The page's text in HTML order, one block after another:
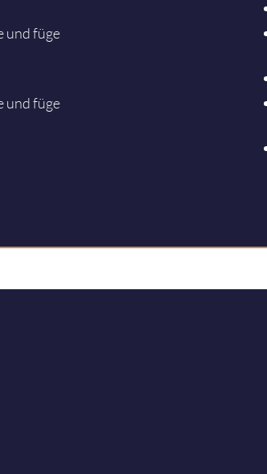
und füge
und füge